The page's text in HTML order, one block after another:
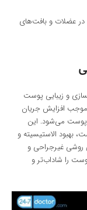
در عضلات و بافت‌های
و زیبایی پوست
افزایش جریان
پوست می‌شود. این
الاستیسیته و
غیرجراحی و
را شاداب‌تر و